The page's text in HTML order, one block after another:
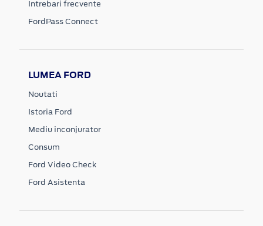
Intrebari frecvente
FordPass Connect
LUMEA FORD
Noutati
Istoria Ford
Mediu inconjurator
Consum
Ford Video Check
Ford Asistenta